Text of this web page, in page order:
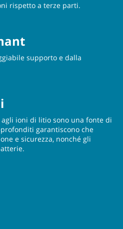
rispetto a terze parti.
supporto e dalla
ioni di litio sono una fonte di
garantiscono che
e sicurezza, nonché gli